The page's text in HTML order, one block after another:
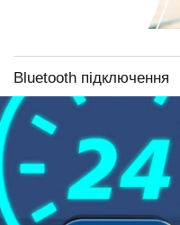
Bluetooth підключення